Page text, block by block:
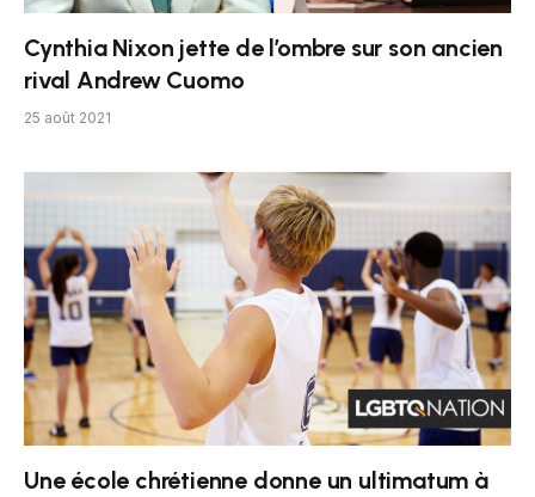
Cynthia Nixon jette de l’ombre sur son ancien
rival Andrew Cuomo
25 août 2021
Une école chrétienne donne un ultimatum à